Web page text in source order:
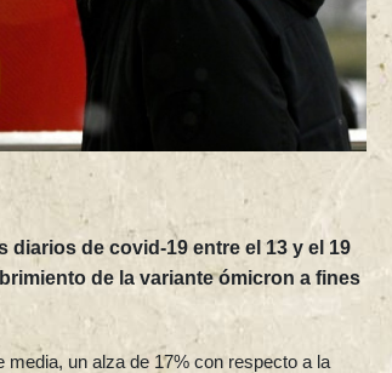
diarios de covid-19 entre el 13 y el 19
de la variante ómicron a fines
un alza de 17% con respecto a la